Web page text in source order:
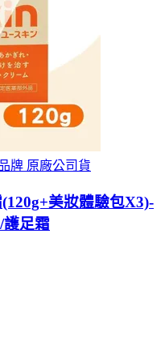
牌 原廠公司貨
美妝體驗包X3)-
護足霜